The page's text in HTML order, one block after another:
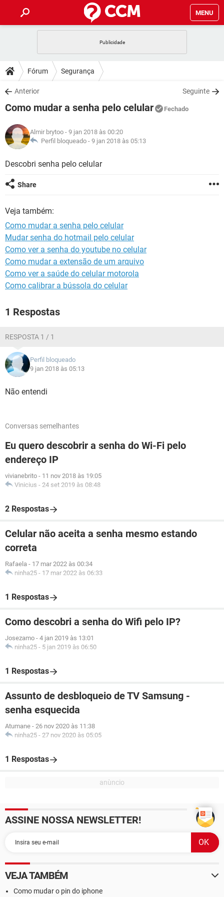
MENU
CELULAR
OUTLOOK
INSTAGRAM GMAIL
GUIA DE COMPRAS
DICAS
JOGOS
INSTAGRAM GMAIL
GUIA DE COMPRAS
DOWNLOADS
JOGOS WHATSAPP
CELULAR
OUTLOOK EXCEL
INSTAGRAM
JOGOS WHATSAPP
CELULAR
OUTLOOK
INSTAGRAM
GLOSSÁRIO
JOGOS
INSTAGRAM
GUIA DE COMPRAS
Fórum Segurança
Anterior Seguinte
Como mudar a senha pelo celular Fechado
Almir brytoo - 9 jan 2018 às 00:20
Perfil bloqueado - 9 jan 2018 às 05:13
Descobri senha pelo celular
Share
Veja também:
Como mudar a senha pelo celular
Mudar senha do hotmail pelo celular
Como ver a senha do youtube no celular
Como mudar a extensão de um arquivo
Como ver a saúde do celular motorola
Como calibrar a bússola do celular
1 Respostas
RESPOSTA 1 / 1
Perfil bloqueado
9 jan 2018 às 05:13
Não entendi
Conversas semelhantes
Eu quero descobrir a senha do Wi-Fi pelo
endereço IP
vivianebrito - 11 nov 2018 às 19:05
Vinicius - 24 set 2019 às 08:48
2 Respostas
Celular não aceita a senha mesmo estando
correta
Rafaela - 17 mar 2022 às 00:34
ninha25 - 17 mar 2022 às 06:33
1 Respostas
Como descobri a senha do Wifi pelo IP?
Josezamo - 4 jan 2019 às 13:01
ninha25 - 5 jan 2019 às 06:50
1 Respostas
Assunto de desbloqueio de TV Samsung -
senha esquecida
Atumane - 26 nov 2020 às 11:38
ninha25 - 27 nov 2020 às 05:05
1 Respostas
ASSINE NOSSA NEWSLETTER!
VEJA TAMBÉM
Como mudar o pin do iphone